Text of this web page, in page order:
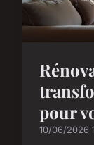
pour
10/06/2026